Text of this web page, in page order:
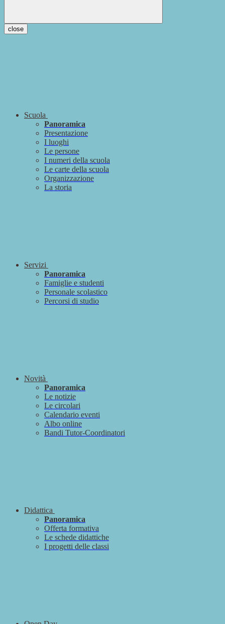
close
Scuola
Panoramica
Presentazione
I luoghi
Le persone
I numeri della scuola
Le carte della scuola
Organizzazione
La storia
Servizi
Panoramica
Famiglie e studenti
Personale scolastico
Percorsi di studio
Novità
Panoramica
Le notizie
Le circolari
Calendario eventi
Albo online
Bandi Tutor-Coordinatori
Didattica
Panoramica
Offerta formativa
Le schede didattiche
I progetti delle classi